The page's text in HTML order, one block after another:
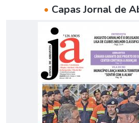
• Capas Jornal de